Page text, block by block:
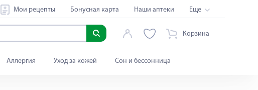
Мои рецепты Бонусная карта Наши аптеки Еще
Корзина
Аллергия Уход за кожей Сон и бессонница